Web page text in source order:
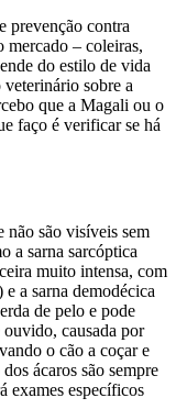
prevenção contra
mercado – coleiras,
do estilo de vida
veterinário sobre a
que a Magali ou o
faço é verificar se há
não são visíveis sem
a sarna sarcóptica
muito intensa, com
a sarna demodécica
de pelo e pode
causada por
o cão a coçar e
ácaros são sempre
exames específicos